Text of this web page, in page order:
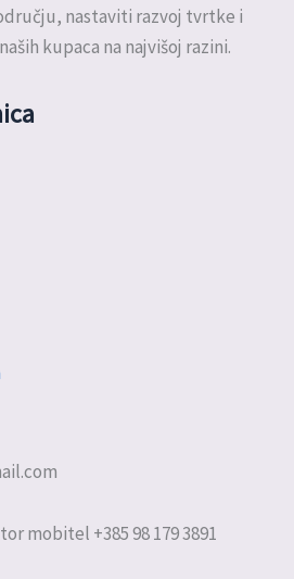
nastaviti razvoj tvrtke i
kupaca na najvišoj razini.
mobitel +385 98 179 3891